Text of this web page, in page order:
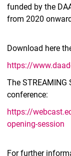
funded by the
from 2020
Download here
https://
The STREAMING
conference:
https://
opening-session
For further